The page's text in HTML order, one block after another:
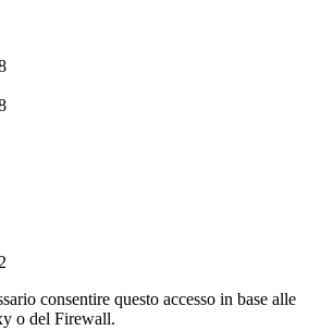
consentire questo accesso in base alle
o del Firewall.